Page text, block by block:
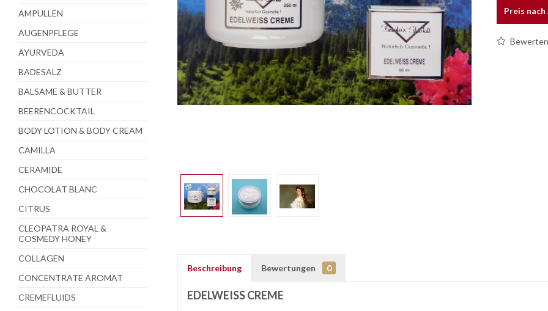
AMPULLEN
AUGENPFLEGE
AYURVEDA
BADESALZ
BALSAME & BUTTER
BEERENCOCKTAIL
BODY LOTION & BODY CREAM
CAMILLA
CERAMIDE
CHOCOLAT BLANC
CITRUS
CLEOPATRA ROYAL &
COSMEDY HONEY
COLLAGEN
CONCENTRATE AROMAT
CREMEFLUIDS
Preis
Bewerten
Beschreibung Bewertungen 0
EDELWEISS CREME